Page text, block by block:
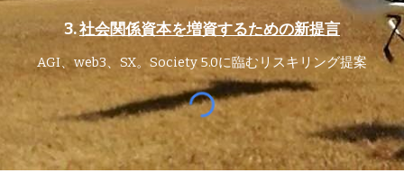
3.社会関係資本を増資するための新提言
AGI、web3、SX。Society 5.0に臨むリスキリング提案